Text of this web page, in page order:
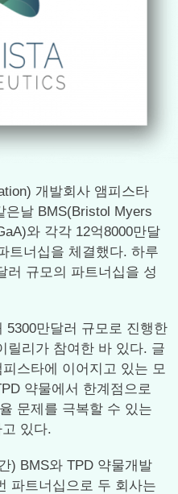
개발회사 앰피스타
은날 BMS(Bristol Myers
와 각각 12억8000만달
트너십을 체결했다. 하루
러 규모의 파트너십을 성
5300만달러 규모로 진행한
릴리가 참여한 바 있다. 글
스타에 이어지고 있는 모
약물에서 한계점으로
문제를 극복할 수 있는
있다.
) BMS와 TPD 약물개발
파트너십으로 두 회사는